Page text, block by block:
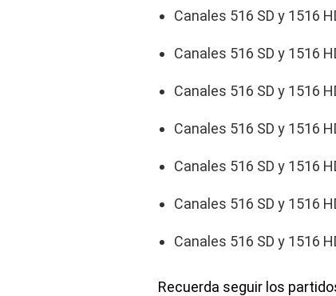
Canales 516 SD y 1516
Canales 516 SD y 1516
Canales 516 SD y 1516
Canales 516 SD y 1516
Canales 516 SD y 1516
Canales 516 SD y 1516
Canales 516 SD y 1516
Recuerda seguir los